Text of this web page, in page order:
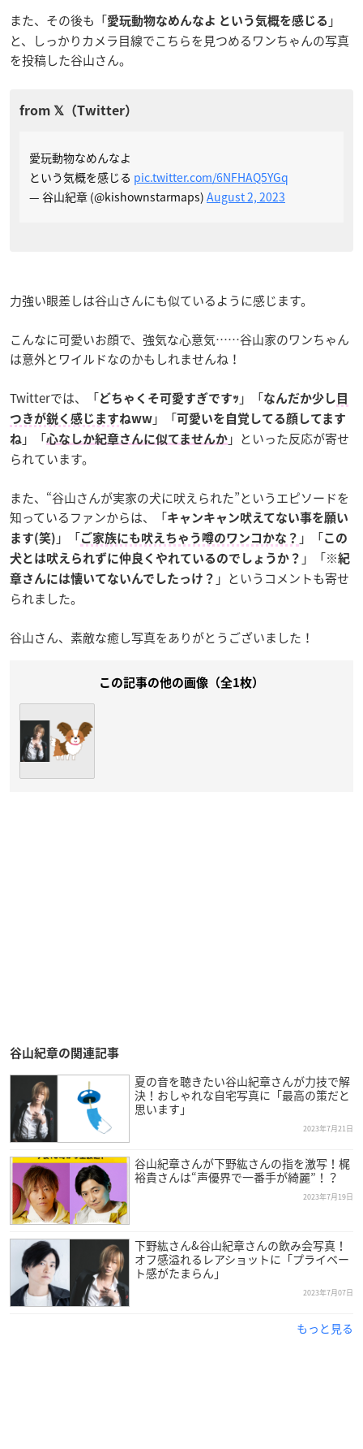
また、その後も「愛玩動物なめんなよ という気概を感じる 」
と、しっかりカメラ目線でこちらを見つめるワンちゃんの写真
を投稿した谷山さん。
愛玩動物なめんなよ
という気概を感じる pic.twitter.com/6NFHAQ5YGq
— 谷山紀章 (@kishownstarmaps) August 2, 2023
力強い眼差しは谷山さんにも似ているように感じます。
こんなに可愛いお顔で、強気な心意気……谷山家のワンちゃん
は意外とワイルドなのかもしれませんね！
Twitterでは、「どちゃくそ可愛すぎですｯ 」「なんだか少し 目
つきが鋭く感じますねww 」「可愛いを自覚してる顔してます
ね 」「心なしか紀章さんに似てませんか 」といった反応が寄せ
られています。
また、“谷山さんが実家の犬に吠えられた”というエピソードを
知っているファンからは、「キャンキャン吠えてない事を願い
ます(笑) 」「ご家族にも吠えちゃう噂のワンコかな？ 」「この
犬とは吠えられずに仲良くやれているのでしょうか？ 」「※紀
章さんには懐いてないんでしたっけ？ 」というコメントも寄せ
られました。
谷山さん、素敵な癒し写真をありがとうございました！
この記事の他の画像（全1枚）
谷山紀章の関連記事
夏の音を聴きたい谷山紀章さんが力技で解
決！おしゃれな自宅写真に「最高の策だと
思います」
2023年7月21日
谷山紀章さんが下野紘さんの指を激写！梶
裕貴さんは“声優界で一番手が綺麗”！？
2023年7月19日
下野紘さん&谷山紀章さんの飲み会写真！
オフ感溢れるレアショットに「プライベー
ト感がたまらん」
2023年7月07日
もっと見る